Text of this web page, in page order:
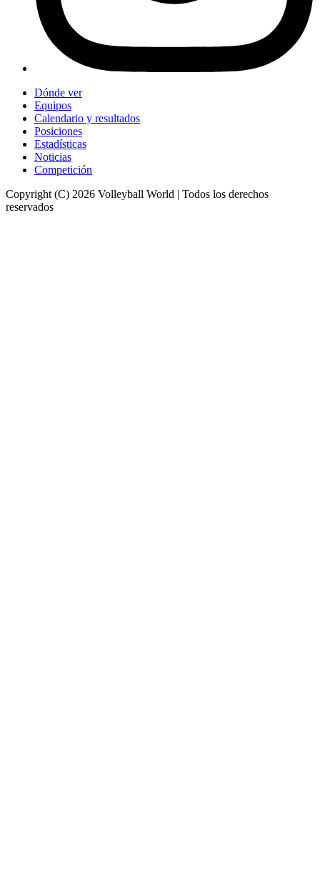
Dónde ver
Equipos
Calendario y resultados
Posiciones
Estadísticas
Noticias
Competición
Copyright (C) 2026 Volleyball World | Todos los derechos
reservados